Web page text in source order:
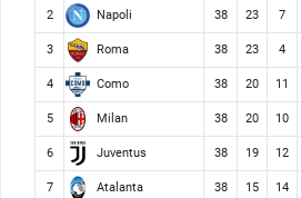
2 Napoli 38 23 7
3 Roma 38 23 4
4 Como 38 20 11
5 Milan 38 20 10
6 Juventus 38 19 12
7 Atalanta 38 15 14